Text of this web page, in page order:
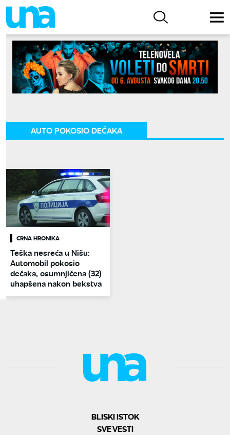
AUTO POKOSIO DEČAKA
CRNA HRONIKA
Teška nesreća u Nišu:
Automobil pokosio
dečaka, osumnjičena (32)
uhapšena nakon bekstva
BLISKI ISTOK
SVE VESTI